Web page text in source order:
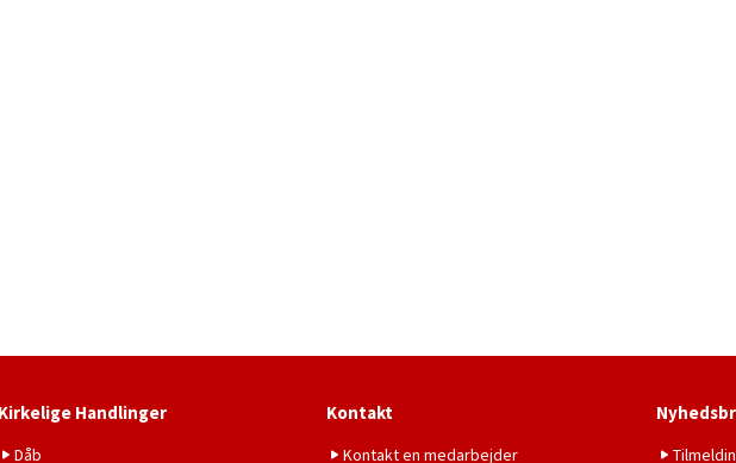
Kirkelige Handlinger
Dåb
Kontakt
Kontakt en medarbejder